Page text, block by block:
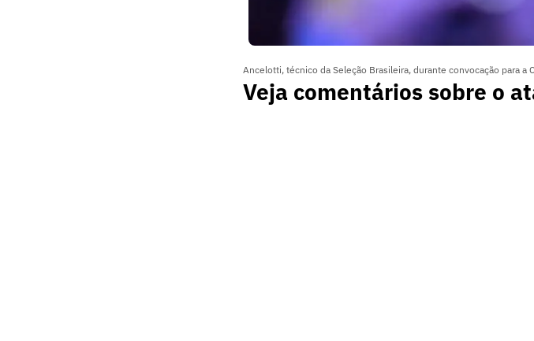
Ancelotti, técnico da Seleção Brasileira, durante convocação para a
Veja comentários sobre o